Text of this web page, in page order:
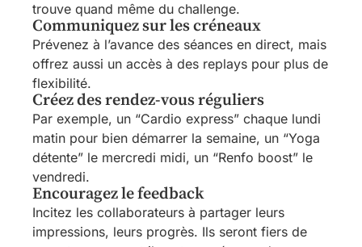
trouve quand même du challenge.
Communiquez sur les créneaux
Prévenez à l’avance des séances en direct, mais
offrez aussi un accès à des replays pour plus de
flexibilité.
Créez des rendez-vous réguliers
Par exemple, un “Cardio express” chaque lundi
matin pour bien démarrer la semaine, un “Yoga
détente” le mercredi midi, un “Renfo boost” le
vendredi.
Encouragez le feedback
Incitez les collaborateurs à partager leurs
impressions, leurs progrès. Ils seront fiers de